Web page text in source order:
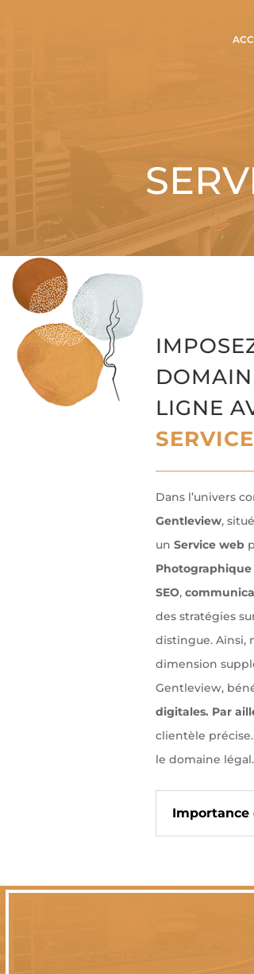
LIGNE
Dans l’univers
Gentleview,
un Service web
Photographique
SEO,
des stratégies
distingue. Ainsi,
dimension
Gentleview,
digitales. Par
clientèle
le domaine légal.
Importance